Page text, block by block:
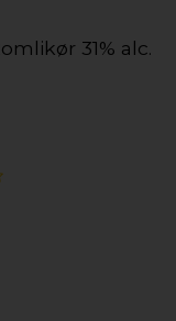
31% alc.